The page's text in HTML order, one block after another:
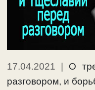
17.04.2021
О
разговором, и